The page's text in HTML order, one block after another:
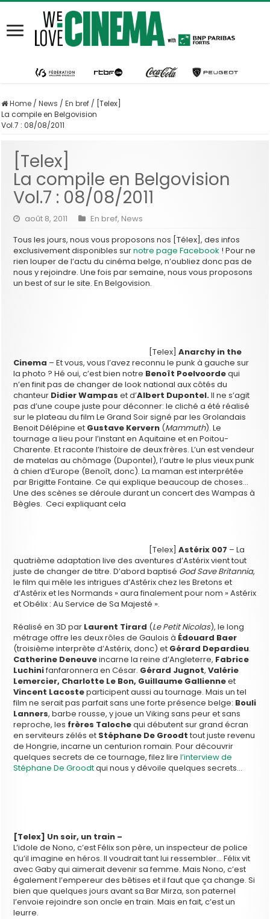
Home / News / En bref / [Telex]
La compile en Belgovision
Vol.7 : 08/08/2011
[Telex]
La compile en Belgovision
Vol.7 : 08/08/2011
août 8, 2011 En bref, News
Tous les jours, nous vous proposons nos [Télex], des infos
exclusivement disponibles surnotre page Facebook ! Pour ne
rien louper de l’actu du cinéma belge, n’oubliez donc pas de
nous y rejoindre. Une fois par semaine, nous vous proposons
un best of sur le site. En Belgovision.
[Telex]Anarchy in the
Cinema – Et vous, vous l’avez reconnu le punk à gauche sur
la photo ? Hé oui, c’est bien notre Benoît Poelvoordequi
n’en finit pas de changer de look national aux côtés du
chanteur Didier Wampas et d’Albert Dupontel.Il ne s’agit
pas d’une coupe juste pour déconner: le cliché a été réalisé
sur le plateau du film Le Grand Soir signé par les Grolandais
Benoit Délépine et Gustave Kervern (Mammuth). Le
tournage a lieu pour l’instant en Aquitaine et en Poitou-
Charente. Et raconte l’histoire de deux frères. L’un est vendeur
de matelas au chômage (Dupontel), l’autre le plus vieux punk
à chien d’Europe (Benoît, donc). La maman est interprétée
par Brigitte Fontaine. Ce qui explique beaucoup de choses…
Une des scènes se déroule durant un concert des Wampas à
Bègles. Ceci expliquant cela
[Telex]Astérix 007 – La
quatrième adaptation live des aventures d’Astérix vient tout
juste de changer de titre. D’abord baptisé God Save Britannia,
le film qui mêle les intrigues d’Astérix chez les Bretons et
d’Astérix et les Normands » aura finalement pour nom » Astérix
et Obélix : Au Service de Sa Majesté ».
Réalisé en 3D par Laurent Tirard (Le Petit Nicolas), le long
métrage offre les deux rôles de Gaulois à Édouard Baer
(troisième interprète d’Astérix, donc) et Gérard Depardieu.
Catherine Deneuveincarne la reine d’Angleterre, Fabrice
Luchinifanfaronnera en César. Gérard Jugnot,Valérie
Lemercier, Charlotte Le Bon, Guillaume Gallienneet
Vincent Lacosteparticipent aussi au tournage. Mais un tel
film ne serait pas parfait sans une forte présence belge: Bouli
Lanners, barbe rousse, y joue un Viking sans peur et sans
reproche, les frères Talochequi débutent sur grand écran
en serviteurs zélés et Stéphane De Groodt tout juste revenu
de Hongrie, incarne un centurion romain. Pour découvrir
quelques secrets de ce tournage, filez lirel’interview de
Stéphane De Groodtqui nous y dévoile quelques secrets…
[Telex] Un soir, un train –
L’idole de Nono, c’est Félix son père, un inspecteur de police
qu’il imagine en héros. Il voudrait tant lui ressembler… Félix vit
avec Gaby qui aimerait devenir sa femme. Mais Nono, c’est
également l’empereur des bêtises et il faut que ça change. Si
bien que quelques jours avant sa Bar Mirza, son paternel
l’envoie rejoindre son oncle en train. Mais en fait, c’est un
leurre.